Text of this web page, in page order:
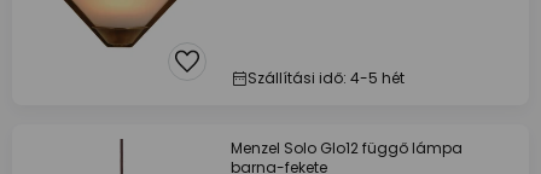
Szállítási idő: 4-5 hét
Menzel Solo Glo12 függő lámpa
barna-fekete